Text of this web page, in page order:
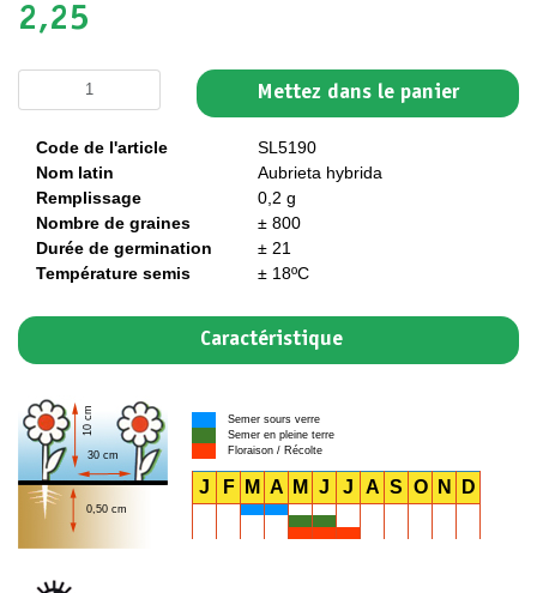
2,25
Mettez dans le panier
Code de l'article
SL5190
Nom latin
Aubrieta hybrida
Remplissage
0,2 g
Nombre de graines
± 800
Durée de germination
± 21
Température semis
± 18ºC
Caractéristique
0,50 cm
10 cm
30 cm
Semer sours verre
Semer en pleine terre
Floraison / Récolte
J F M A M J J A S O N D